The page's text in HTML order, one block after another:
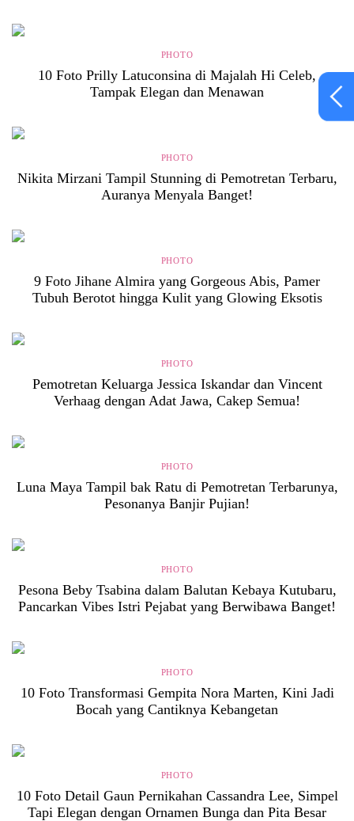
PHOTO
10 Foto Prilly Latuconsina di Majalah Hi Celeb,
Tampak Elegan dan Menawan
PHOTO
Nikita Mirzani Tampil Stunning di Pemotretan Terbaru,
Auranya Menyala Banget!
PHOTO
9 Foto Jihane Almira yang Gorgeous Abis, Pamer
Tubuh Berotot hingga Kulit yang Glowing Eksotis
PHOTO
Pemotretan Keluarga Jessica Iskandar dan Vincent
Verhaag dengan Adat Jawa, Cakep Semua!
PHOTO
Luna Maya Tampil bak Ratu di Pemotretan Terbarunya,
Pesonanya Banjir Pujian!
PHOTO
Pesona Beby Tsabina dalam Balutan Kebaya Kutubaru,
Pancarkan Vibes Istri Pejabat yang Berwibawa Banget!
PHOTO
10 Foto Transformasi Gempita Nora Marten, Kini Jadi
Bocah yang Cantiknya Kebangetan
PHOTO
10 Foto Detail Gaun Pernikahan Cassandra Lee, Simpel
Tapi Elegan dengan Ornamen Bunga dan Pita Besar